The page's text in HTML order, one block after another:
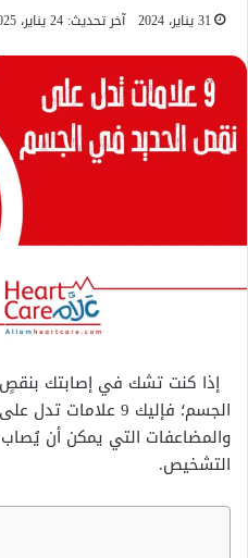
31 يناير، 2024 آخر تحديث: 24 يناير، 2025
إذا كنت تشك في إصابتك
الجسم؛ فإليك 9
والمضاعفات التي يمكن أن
التشخيص.